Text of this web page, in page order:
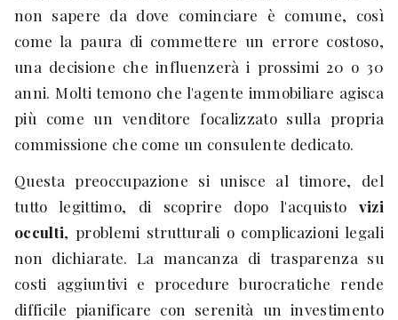
non sapere da dove cominciare è comune, così
come la paura di commettere un errore costoso,
una decisione che influenzerà i prossimi 20 o 30
anni. Molti temono che l'agente immobiliare agisca
più come un venditore focalizzato sulla propria
commissione che come un consulente dedicato.
Questa preoccupazione si unisce al timore, del
tutto legittimo, di scoprire dopo l'acquisto vizi
occulti, problemi strutturali o complicazioni legali
non dichiarate. La mancanza di trasparenza su
costi aggiuntivi e procedure burocratiche rende
difficile pianificare con serenità un investimento